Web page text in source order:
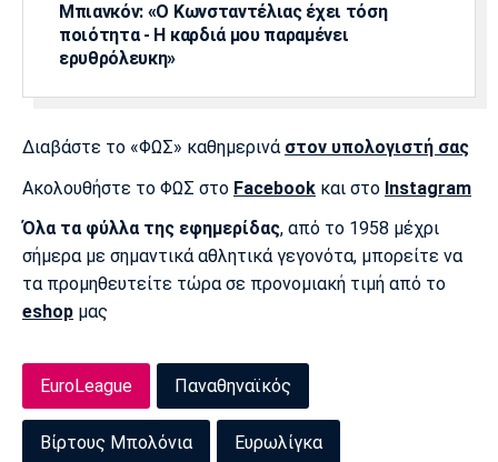
Μπιανκόν: «Ο Κωνσταντέλιας έχει τόση
ποιότητα - Η καρδιά μου παραμένει
ερυθρόλευκη»
Διαβάστε το «ΦΩΣ» καθημερινά στον υπολογιστή σας
Ακολουθήστε το ΦΩΣ στο Facebook και στο Instagram
Όλα τα φύλλα της εφημερίδας, από το 1958 μέχρι
σήμερα με σημαντικά αθλητικά γεγονότα, μπορείτε να
τα προμηθευτείτε τώρα σε προνομιακή τιμή από το
eshop μας
EuroLeague Παναθηναϊκός
Βίρτους Μπολόνια Ευρωλίγκα